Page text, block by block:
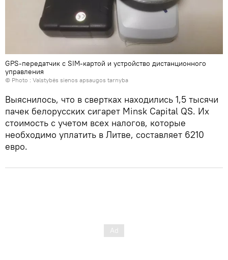
GPS-передатчик с SIM-картой и устройство дистанционного
управления
© Photo : Valstybės sienos apsaugos tarnyba
Выяснилось, что в свертках находились 1,5 тысячи
пачек белорусских сигарет Minsk Capital QS. Их
стоимость с учетом всех налогов, которые
необходимо уплатить в Литве, составляет 6210
евро.